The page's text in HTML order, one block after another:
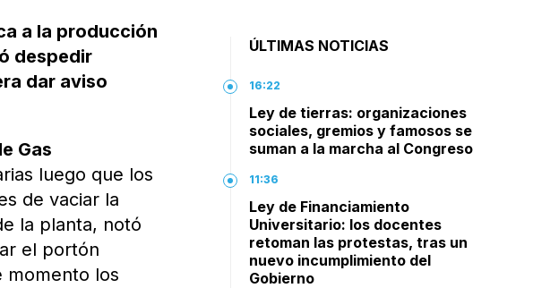
a la producción
despedir
dar aviso
Gas
luego que los
de vaciar la
la planta, notó
el portón
momento los
ÚLTIMAS NOTICIAS
16:22
Ley de tierras: organizaciones
sociales, gremios y famosos se
suman a la marcha al Congreso
11:36
Ley de Financiamiento
Universitario: los docentes
retoman las protestas, tras un
nuevo incumplimiento del
Gobierno